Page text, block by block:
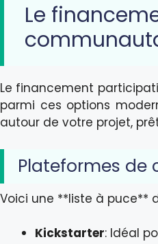
Le
Le financement
parmi ces options
autour de votre projet,
Plateformes de
Voici une **liste à puce**
Kickstarter: Idéal